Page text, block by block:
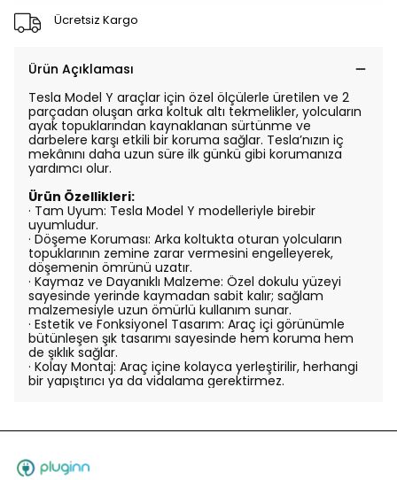
Ücretsiz Kargo
Ürün Açıklaması
Tesla Model Y araçlar için özel ölçülerle üretilen ve 2
parçadan oluşan arka koltuk altı tekmelikler, yolcuların
ayak topuklarından kaynaklanan sürtünme ve
darbelere karşı etkili bir koruma sağlar. Tesla’nızın iç
mekânını daha uzun süre ilk günkü gibi korumanıza
yardımcı olur.
Ürün Özellikleri:
· Tam Uyum: Tesla Model Y modelleriyle birebir
uyumludur.
· Döşeme Koruması: Arka koltukta oturan yolcuların
topuklarının zemine zarar vermesini engelleyerek,
döşemenin ömrünü uzatır.
· Kaymaz ve Dayanıklı Malzeme: Özel dokulu yüzeyi
sayesinde yerinde kaymadan sabit kalır; sağlam
malzemesiyle uzun ömürlü kullanım sunar.
· Estetik ve Fonksiyonel Tasarım: Araç içi görünümle
bütünleşen şık tasarımı sayesinde hem koruma hem
de şıklık sağlar.
· Kolay Montaj: Araç içine kolayca yerleştirilir, herhangi
bir yapıştırıcı ya da vidalama gerektirmez.